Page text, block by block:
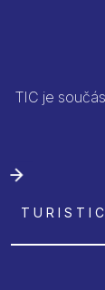
TIC je